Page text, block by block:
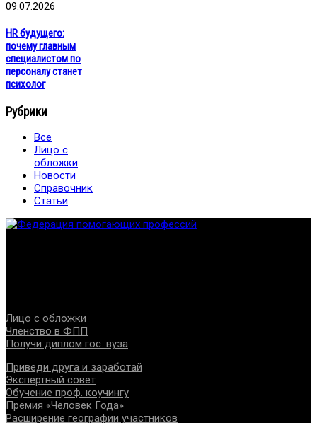
09.07.2026
HR будущего:
почему главным
специалистом по
персоналу станет
психолог
Рубрики
Все
Лицо с
обложки
Новости
Справочник
Статьи
Лицо с обложки
Членство в ФПП
Получи диплом гос. вуза
Приведи друга и заработай
Экспертный совет
Обучение проф. коучингу
Премия «Человек Года»
Расширение географии участников